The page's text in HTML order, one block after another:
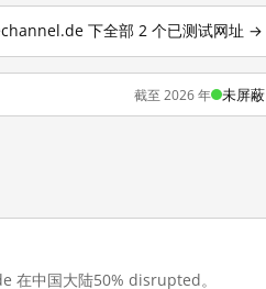
下全部 2 个已测试网址 →
截至 2026 年 未屏蔽
在中国大陆50% disrupted。